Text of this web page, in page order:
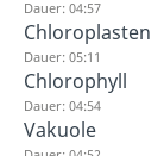
Dauer: 04:57
Chloroplasten
Dauer: 05:11
Chlorophyll
Dauer: 04:54
Vakuole